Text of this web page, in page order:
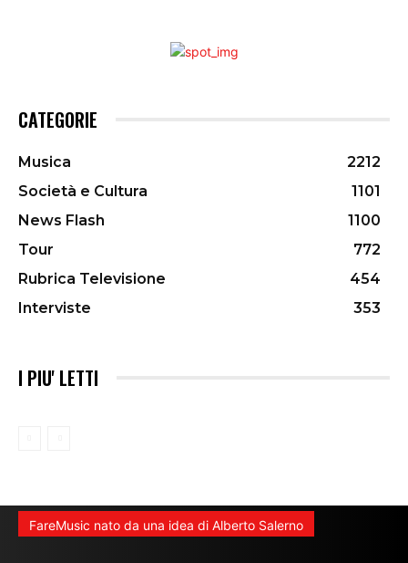
CATEGORIE
Musica
2212
Società e Cultura
1101
News Flash
1100
Tour
772
Rubrica Televisione
454
Interviste
353
I PIU' LETTI
FareMusic nato da una idea di Alberto Salerno